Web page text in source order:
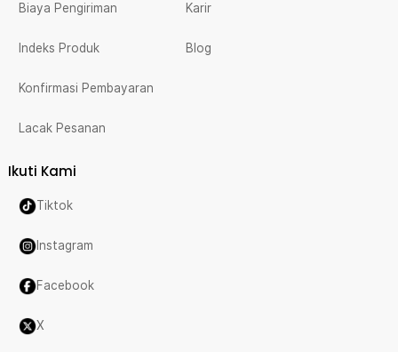
Biaya Pengiriman
Indeks Produk
Konfirmasi Pembayaran
Lacak Pesanan
Karir
Blog
Ikuti Kami
Tiktok
Instagram
Facebook
X